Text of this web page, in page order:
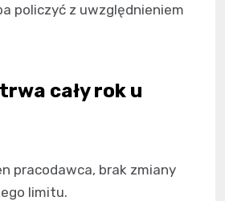
policzyć z uwzględnieniem
cały rok u
pracodawca, brak zmiany
limitu.